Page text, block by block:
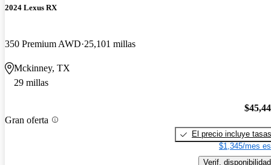
2024 Lexus RX
350 Premium AWD 25,101 millas
Mckinney, TX
29 millas
Gran oferta
El precio incluye tasas
$1,345/mes
Verif. disponibilidad